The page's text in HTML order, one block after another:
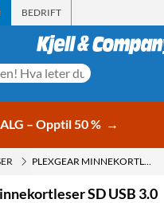
BEDRIFT
– Opptil 50 % →
PLEXGEAR MINNEKORTLESER SD USB 3.0
SD USB 3.0